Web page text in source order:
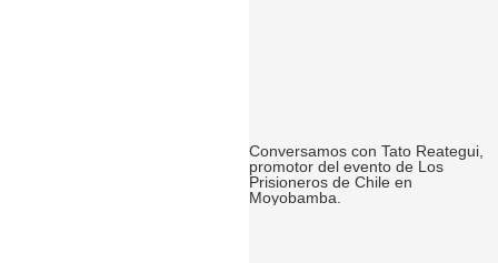
Conversamos con Tato Reategui,
promotor del evento de Los
Prisioneros de Chile en
Moyobamba.